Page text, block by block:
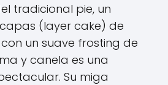
tradicional pie, un
(layer cake) de
un suave frosting de
y canela es una
Su miga